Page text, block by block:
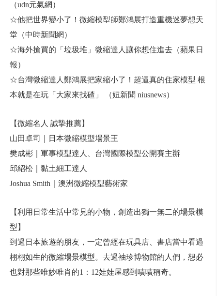
（udn元氣網）
☆他把世界變小了！微縮模型師鄭鴻展打造重機迷夢想天
堂（中時新聞網）
☆海外搶買的「垃圾堆」微縮達人讓你想住進去（蘋果日
報）
☆台灣微縮達人鄭鴻展把家縮小了！超逼真的住家模型 根
本就是在玩「大家來找碴」 （妞新聞 niusnews）
【微縮名人 誠摯推薦】
山田卓司｜日本微縮模型場景王
樊成彬｜軍事模型達人、台灣國際模型公開賽主辦
邱紹松｜黏土細工達人
Joshua Smith｜澳洲微縮模型藝術家
【利用日常生活中常見的小物，創造出獨一無二的場景模
型】
到過日本旅遊的朋友，一定曾經在玩具店、書店當中看過
栩栩如生的微縮場景模型。去過袖珍博物館的人們，想必
也對那些唯妙唯肖的1：12娃娃屋感到嘖嘖稱奇。